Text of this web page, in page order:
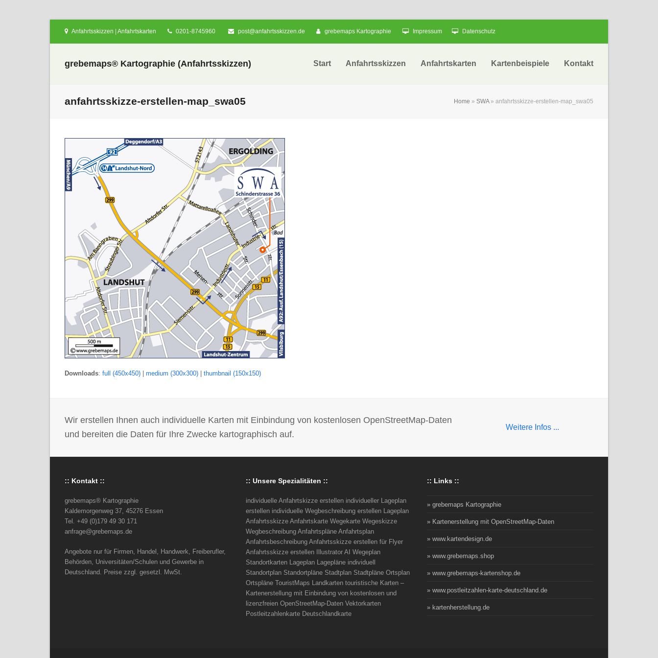
Anfahrtsskizzen | Anfahrtskarten 0201-8745960 post@anfahrtsskizzen.de grebemaps Kartographie Impressum Datenschutz
grebemaps® Kartographie (Anfahrtsskizzen) Start Anfahrtsskizzen Anfahrtskarten Kartenbeispiele Kontakt
anfahrtsskizze-erstellen-map_swa05 Home » SWA» anfahrtsskizze-erstellen-map_swa05
Downloads: full (450x450) medium (300x300) thumbnail (150x150)
Wir erstellen Ihnen auch individuelle Karten mit Einbindung von kostenlosen OpenStreetMap-Daten
und bereiten die Daten für Ihre Zwecke kartographisch auf.
Weitere Infos ...
:: Kontakt ::
grebemaps® Kartographie
Kaldemorgenweg 37, 45276 Essen
Tel. +49 (0)179 49 30 171
anfrage@grebemaps.de
Angebote nur für Firmen, Handel, Handwerk, Freiberufler,
Behörden, Universitäten/Schulen und Gewerbe in
Deutschland. Preise zzgl. gesetzl. MwSt.
:: Unsere Spezialitäten ::
individuelle Anfahrtskizze erstellen individueller Lageplan
erstellen individuelle Wegbeschreibung erstellen Lageplan
Anfahrtsskizze Anfahrtskarte Wegekarte Wegeskizze
Wegbeschreibung Anfahrtspläne Anfahrtsplan
Anfahrtsbeschreibung Anfahrtsskizze erstellen für Flyer
Anfahrtsskizze erstellen Illustrator AI Wegeplan
Standortkarten Lageplan Lagepläne individuell
Standortplan Standortpläne Stadtplan Stadtpläne Ortsplan
Ortspläne TouristMaps Landkarten touristische Karten –
Kartenerstellung mit Einbindung von kostenlosen und
lizenzfreien OpenStreetMap-Daten Vektorkarten
Postleitzahlenkarte Deutschlandkarte
:: Links ::
» grebemaps Kartographie
» Kartenerstellung mit OpenStreetMap-Daten
» www.kartendesign.de
» www.grebemaps.shop
» www.grebemaps-kartenshop.de
» www.postleitzahlen-karte-deutschland.de
» kartenherstellung.de